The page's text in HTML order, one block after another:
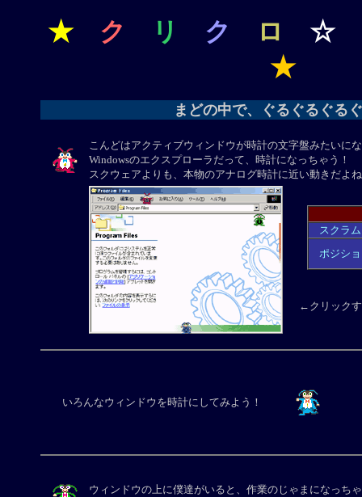
★ ク リ ク ロ ☆
★
まどの中で、ぐるぐるぐる
こんどはアクティブウィンドウが時計の文字盤みたいに
Windowsのエクスプローラだって、時計になっちゃう！
スクウェアよりも、本物のアナログ時計に近い動きだよ
スクラム
ポジシ
←クリック
いろんなウィンドウを時計にしてみよう！
ウィンドウの上に僕達がいると、作業のじゃまになっち